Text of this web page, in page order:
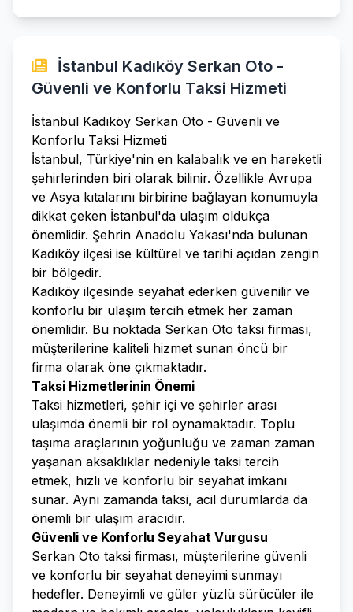
İstanbul Kadıköy Serkan Oto -
Güvenli ve Konforlu Taksi Hizmeti
İstanbul Kadıköy Serkan Oto - Güvenli ve
Konforlu Taksi Hizmeti
İstanbul, Türkiye'nin en kalabalık ve en hareketli
şehirlerinden biri olarak bilinir. Özellikle Avrupa
ve Asya kıtalarını birbirine bağlayan konumuyla
dikkat çeken İstanbul'da ulaşım oldukça
önemlidir. Şehrin Anadolu Yakası'nda bulunan
Kadıköy ilçesi ise kültürel ve tarihi açıdan zengin
bir bölgedir.
Kadıköy ilçesinde seyahat ederken güvenilir ve
konforlu bir ulaşım tercih etmek her zaman
önemlidir. Bu noktada Serkan Oto taksi firması,
müşterilerine kaliteli hizmet sunan öncü bir
firma olarak öne çıkmaktadır.
Taksi Hizmetlerinin Önemi
Taksi hizmetleri, şehir içi ve şehirler arası
ulaşımda önemli bir rol oynamaktadır. Toplu
taşıma araçlarının yoğunluğu ve zaman zaman
yaşanan aksaklıklar nedeniyle taksi tercih
etmek, hızlı ve konforlu bir seyahat imkanı
sunar. Aynı zamanda taksi, acil durumlarda da
önemli bir ulaşım aracıdır.
Güvenli ve Konforlu Seyahat Vurgusu
Serkan Oto taksi firması, müşterilerine güvenli
ve konforlu bir seyahat deneyimi sunmayı
hedefler. Deneyimli ve güler yüzlü sürücüler ile